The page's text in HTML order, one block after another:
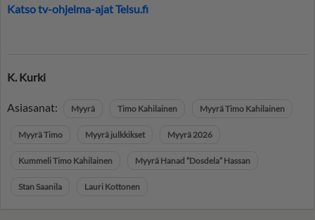
Katso tv-ohjelma-ajat Telsu.fi
K. Kurki
Asiasanat: Myyrä Timo Kahilainen Myyrä Timo Kahilainen
Myyrä Timo Myyrä julkkikset Myyrä 2026
Kummeli Timo Kahilainen Myyrä Hanad ”Dosdela” Hassan
Stan Saanila Lauri Kottonen